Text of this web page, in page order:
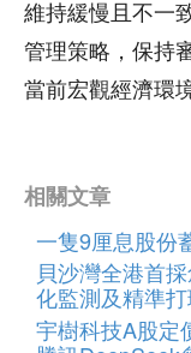
維持緩慢且不一
管理策略，保持
當前宏觀經濟環
相關文章
一隻9厘息股份
貝沙灣全港首
化監測及精準
宇樹科技A股定